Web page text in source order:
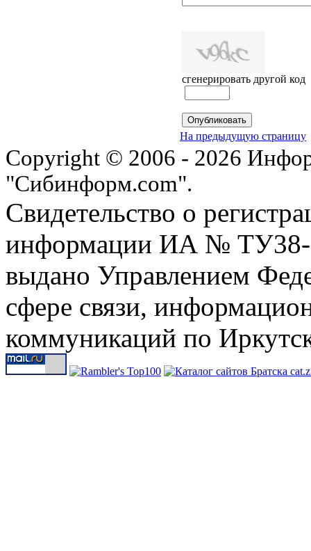
сгенерировать другой код
На предыдущую страницу
Copyright © 2006 - 2026
"Сибинформ.com".
Свидетельство о
информации ИА № ТУ38-
выдано Управлением
сфере связи,
коммуникаций по